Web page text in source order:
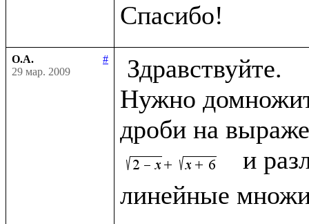
О.А.
#
29 мар. 2009
Нужно
дроби на
и